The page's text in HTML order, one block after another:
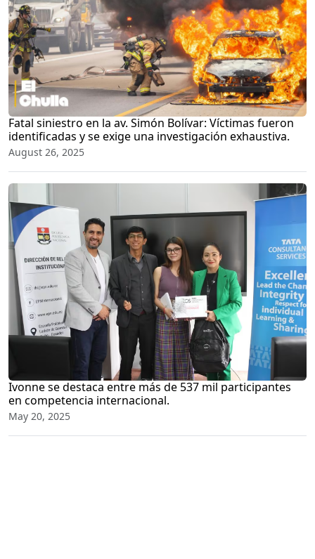
Fatal siniestro en la av. Simón Bolívar: Víctimas fueron
identificadas y se exige una investigación exhaustiva.
August 26, 2025
Ivonne se destaca entre más de 537 mil participantes
en competencia internacional.
May 20, 2025